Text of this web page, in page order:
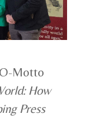
Motto
How
Press